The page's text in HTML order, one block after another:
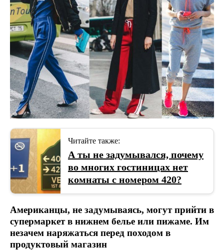
Читайте также:
А ты не задумывался, почему
во многих гостиницах нет
комнаты с номером 420?
Американцы, не задумываясь, могут прийти в
супермаркет в нижнем белье или пижаме. Им
незачем наряжаться перед походом в
продуктовый магазин